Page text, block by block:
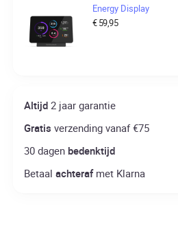
Energy Display
€59,95
Altijd 2 jaar garantie
Gratis verzending vanaf €75
30 dagen bedenktijd
Betaalachterafmet Klarna